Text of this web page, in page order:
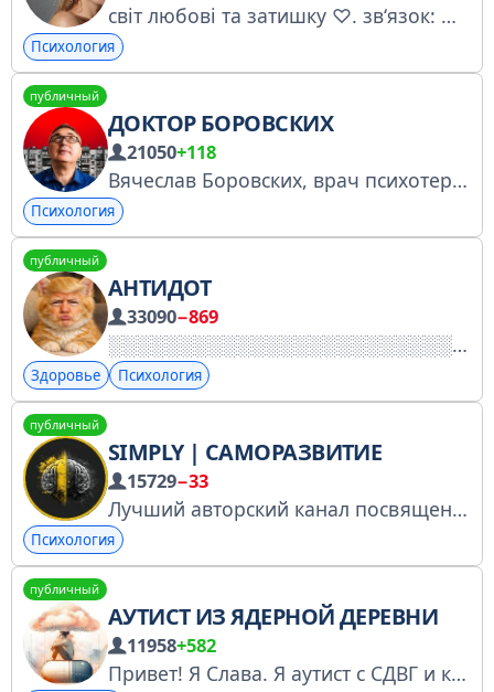
світ любові та затишку ♡. зв‘язок: @yesshefire_bot відгуки|умови співпраці: @shereklama
Психология
публичный
ДОКТОР БОРОВСКИХ
21050+118
Вячеслав Боровских, врач психотерапевт, автор метода нравственно-ориентированной психотерапии. № 4876647233
Психология
публичный
АНТИДОТ
33090−869
Здоровье Психология
публичный
SIMPLY | САМОРАЗВИТИЕ
15729−33
Лучший авторский канал посвященный саморазвитию. Продажа рекламы: @SergeyTG_admin
Психология
публичный
АУТИСТ ИЗ ЯДЕРНОЙ ДЕРЕВНИ
11958+582
Привет! Я Слава. Я аутист с СДВГ и кПТСР. Это дневник моего знакомства с собой. А так же сундук с переводами лучших авторов со всего мира на тему нейроразнообразия, аутизма и СДВГ. Подписывайся. Веб версия slavadonin.ru Связь с автором: @imnotcrazyyy